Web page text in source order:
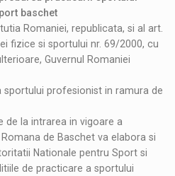
baschet
Romaniei, republicata, si al art.
fizice si sportului nr. 69/2000, cu
Guvernul Romaniei
sportului profesionist in ramura de
de la intrarea in vigoare a
de Baschet va elabora si
Nationale pentru Sport si
de practicare a sportului